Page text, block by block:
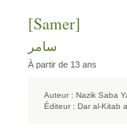
[Samer]
سامر
À partir de 13 ans
Auteur : Nazik Saba
Éditeur : Dar al-Kitab